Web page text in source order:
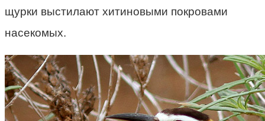
щурки выстилают хитиновыми покровами
насекомых.